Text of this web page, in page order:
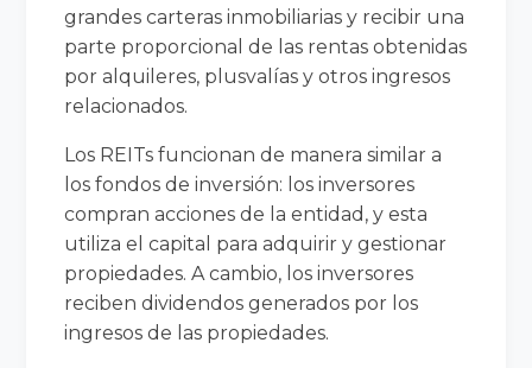
grandes carteras inmobiliarias y recibir una
parte proporcional de las rentas obtenidas
por alquileres, plusvalías y otros ingresos
relacionados.
Los REITs funcionan de manera similar a
los fondos de inversión: los inversores
compran acciones de la entidad, y esta
utiliza el capital para adquirir y gestionar
propiedades. A cambio, los inversores
reciben dividendos generados por los
ingresos de las propiedades.